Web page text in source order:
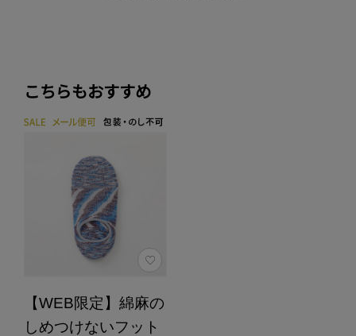
こちらもおすすめ
【WEB限定】綿麻の
しめつけないフット